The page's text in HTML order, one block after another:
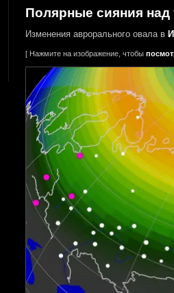
Полярные сияния над
Изменения аврорального овала в
[ Нажмите на изображение, чтобы